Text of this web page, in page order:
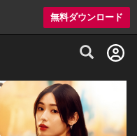
無料ダウンロード
プレミアムレストラン予約